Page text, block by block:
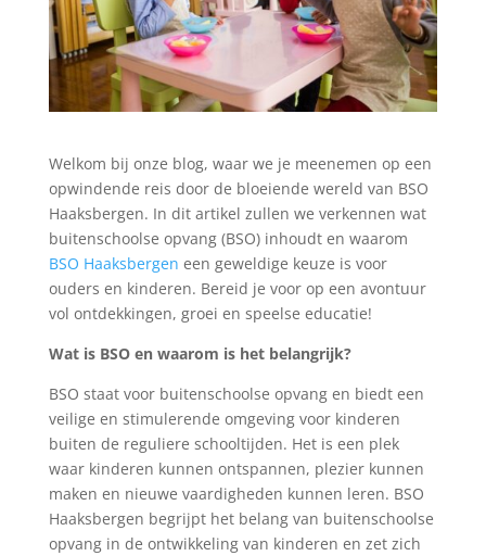
Welkom bij onze blog, waar we je meenemen op een
opwindende reis door de bloeiende wereld van BSO
Haaksbergen. In dit artikel zullen we verkennen wat
buitenschoolse opvang (BSO) inhoudt en waarom
BSO Haaksbergen een geweldige keuze is voor
ouders en kinderen. Bereid je voor op een avontuur
vol ontdekkingen, groei en speelse educatie!
Wat is BSO en waarom is het belangrijk?
BSO staat voor buitenschoolse opvang en biedt een
veilige en stimulerende omgeving voor kinderen
buiten de reguliere schooltijden. Het is een plek
waar kinderen kunnen ontspannen, plezier kunnen
maken en nieuwe vaardigheden kunnen leren. BSO
Haaksbergen begrijpt het belang van buitenschoolse
opvang in de ontwikkeling van kinderen en zet zich